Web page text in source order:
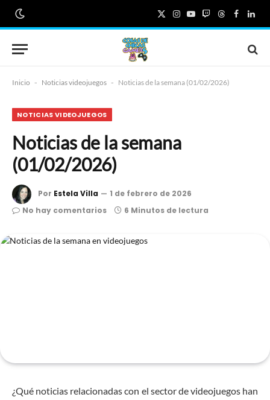
X
(Twitter)
Instagram
YouTube
TwitchThreads
Inicio - Noticias videojuegos - Noticias de la semana (01/02/2026)
NOTICIAS VIDEOJUEGOS
Noticias de la semana
(01/02/2026)
Por Estela Villa
1 de febrero de 2026
No hay comentarios
6 Minutos de lectura
¿Qué noticias relacionadas con el sector de videojuegos han